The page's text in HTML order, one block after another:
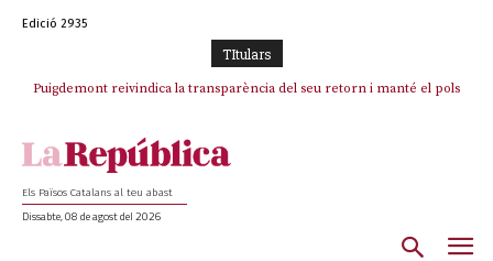
Edició 2935
TItulars
Puigdemont reivindica la transparència del seu retorn i manté el pols
Portugal acusa Espanya de provocar un “efecte crida” massiu per la seva
Els Països Catalans al teu abast
Dissabte, 08 de agost del 2026